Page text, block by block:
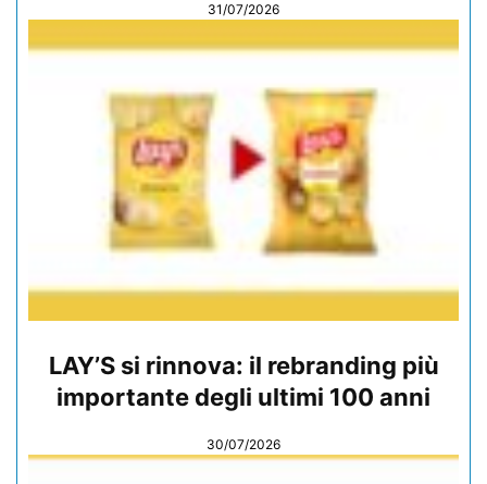
31/07/2026
LAY’S si rinnova: il rebranding più
importante degli ultimi 100 anni
30/07/2026